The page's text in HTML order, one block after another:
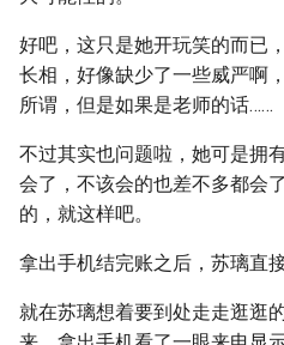
好吧，这只是她开玩笑的而已
长相，好像缺少了一些威严啊
所谓，但是如果是老师的话……
不过其实也问题啦，她可是拥
会了，不该会的也差不多都会
的，就这样吧。
拿出手机结完账之后，苏璃直
就在苏璃想着要到处走走逛逛